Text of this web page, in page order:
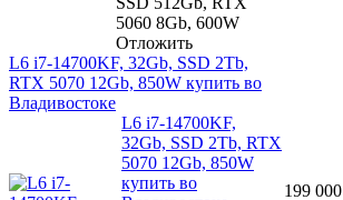
5060 8Gb, 600W
Отложить
L6 i7-14700KF, 32Gb, SSD 2Tb,
RTX 5070 12Gb, 850W купить во
Владивостоке
L6 i7-14700KF,
32Gb, SSD 2Tb, RTX
5070 12Gb, 850W
купить во
199 000